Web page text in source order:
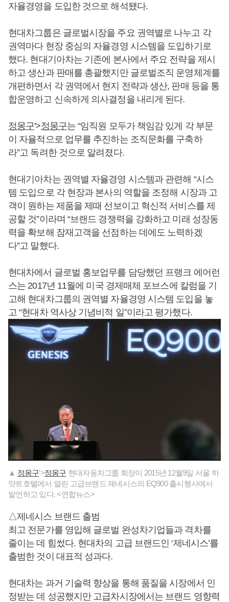
자율경영을 도입한 것으로 해석됐다.
현대차그룹은 글로벌시장을 주요 권역별로 나누고 각
권역마다 현장 중심의 자율경영 시스템을 도입하기로
했다. 현대기아차는 기존에 본사에서 주요 전략을 제시
하고 생산과 판매를 총괄했지만 글로벌조직 운영체계를
개편하면서 각 권역에서 현지 전략과 생산, 판매 등을 통
합운영하고 신속하게 의사결정을 내리게 된다.
정몽구'>정몽구는 “임직원 모두가 책임감 있게 각 부문
이 자율적으로 업무를 추진하는 조직문화를 구축하
라”고 독려한 것으로 알려졌다.
현대기아차는 권역별 자율경영 시스템과 관련해 “시스
템 도입으로 각 현장과 본사의 역할을 조정해 시장과 고
객이 원하는 제품을 제때 선보이고 혁신적 서비스를 제
공할 것”이라며 “브랜드 경쟁력을 강화하고 미래 성장동
력을 확보해 잠재고객을 선점하는 데에도 노력하겠
다”고 말했다.
현대차에서 글로벌 홍보업무를 담당했던 프랭크 에어런
스는 2017년 11월에 미국 경제매체 포브스에 칼럼을 기
고해 현대차그룹의 권역별 자율경영 시스템 도입을 놓
고 “현대차 역사상 기념비적 일”이라고 평가했다.
▲ 정몽구'>정몽구 현대자동차그룹 회장이 2015년 12월9일 서울 하
얏트호텔에서 열린 고급브랜드 제네시스의 EQ900 출시행사에서
발언하고 있다. <연합뉴스>
△제네시스 브랜드 출범
최고 전문가를 영입해 글로벌 완성차기업들과 격차를
줄이는 데 힘썼다. 현대차의 고급 브랜드인 ‘제네시스’를
출범한 것이 대표적 성과다.
현대차는 과거 기술력 향상을 통해 품질을 시장에서 인
정받는 데 성공했지만 고급차시장에서는 브랜드 영향력